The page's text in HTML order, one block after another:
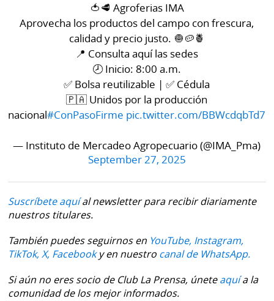
🍅🥩 Agroferias IMA
Aprovecha los productos del campo con frescura,
calidad y precio justo. 🧅🥔🍍
📍 Consulta aquí las sedes
🕗 Inicio: 8:00 a.m.
✅ Bolsa reutilizable | ✅ Cédula
🇵🇦 Unidos por la producción
nacional#ConPasoFirme pic.twitter.com/BBWcdqbTd7
— Instituto de Mercadeo Agropecuario (@IMA_Pma)
September 27, 2025
Suscríbete aquíal newsletter para recibir diariamente
nuestros titulares.
También puedes seguirnos en YouTube, Instagram,
TikTok, X, Facebooky en nuestro canal de WhatsApp.
Si aún no eres socio de Club La Prensa, úneteaquía la
comunidad de los mejor informados.